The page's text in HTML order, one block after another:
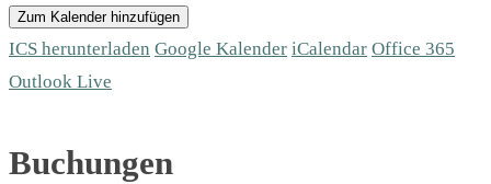
Zum Kalender hinzufügen
ICS herunterladen Google Kalender iCalendar Office 365
Outlook Live
Buchungen